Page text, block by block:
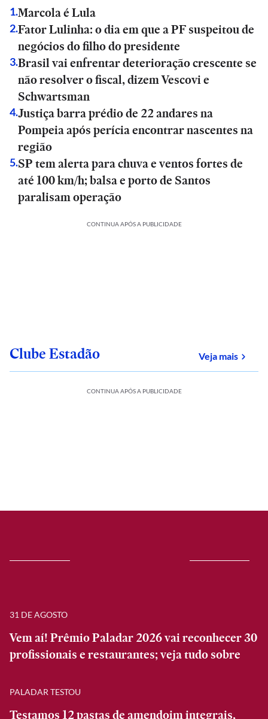
1.Marcola é Lula
2.Fator Lulinha: o dia em que a PF suspeitou de
negócios do filho do presidente
3.Brasil vai enfrentar deterioração crescente se
não resolver o fiscal, dizem Vescovi e
Schwartsman
4.Justiça barra prédio de 22 andares na
Pompeia após perícia encontrar nascentes na
região
5.SP tem alerta para chuva e ventos fortes de
até 100 km/h; balsa e porto de Santos
paralisam operação
CONTINUA APÓS A PUBLICIDADE
Clube Estadão Veja maissobre
CONTINUA APÓS A PUBLICIDADE
31 DE AGOSTO
Vem aí! Prêmio Paladar 2026 vai reconhecer 30
profissionais e restaurantes; veja tudo sobre
PALADAR TESTOU
Testamos 12 pastas de amendoim integrais,